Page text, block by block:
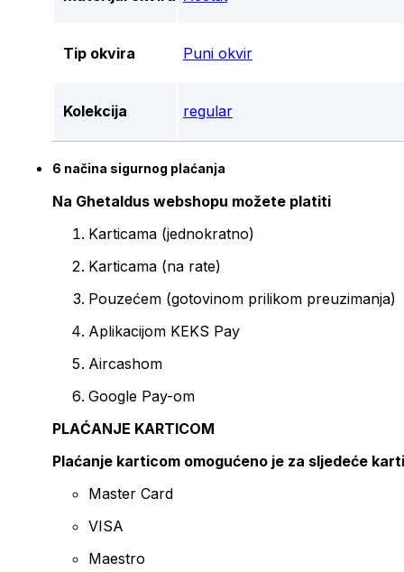
Tip okvira Puni okvir
Kolekcija regular
6 načina sigurnog plaćanja
Na Ghetaldus webshopu možete platiti
Karticama (jednokratno)
Karticama (na rate)
Pouzećem (gotovinom prilikom preuzimanja)
Aplikacijom KEKS Pay
Aircashom
Google Pay-om
PLAĆANJE KARTICOM
Plaćanje karticom omogućeno je za sljedeće
Master Card
VISA
Maestro